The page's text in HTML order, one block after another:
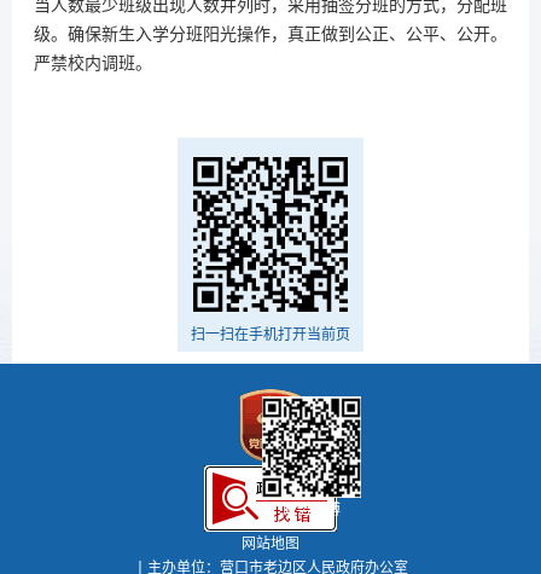
当人数最少班级出现人数并列时，采用抽签分班的方式，分配班
级。确保新生入学分班阳光操作，真正做到公正、公平、公开。
严禁校内调班。
扫一扫在手机打开当前页
政务微博
网站地图
丨主办单位：营口市老边区人民政府办公室